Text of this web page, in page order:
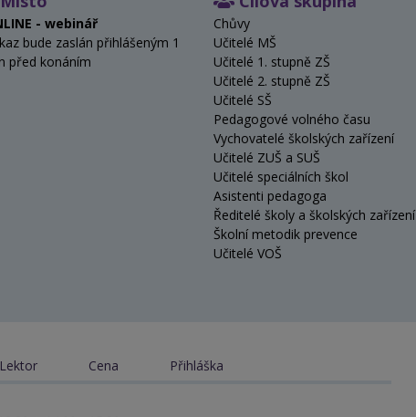
- webinář
bude zaslán přihlášeným 1
před konáním
Chůvy
Učitelé MŠ
Učitelé 1. stupně ZŠ
Učitelé 2. stupně ZŠ
Učitelé SŠ
Pedagogové volného času
Vychovatelé školských zařízení
Učitelé ZUŠ a SUŠ
Učitelé speciálních škol
Asistenti pedagoga
Ředitelé školy a školských zařízení
Školní metodik prevence
Učitelé VOŠ
Lektor Cena Přihláška